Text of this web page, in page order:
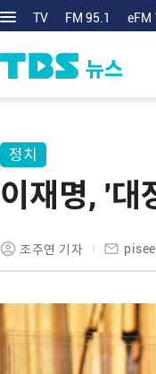
TV FM 95.1 eFM
정치
이재명, '대
조주연 기자